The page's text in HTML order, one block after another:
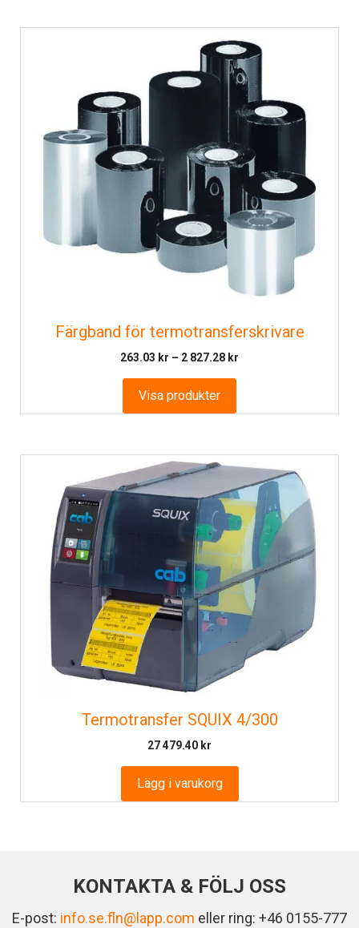
Färgband för termotransferskrivare
263.03 kr – 2 827.28 kr
Visa produkter
Termotransfer SQUIX 4/300
27 479.40 kr
Lägg i varukorg
KONTAKTA & FÖLJ OSS
E-post: info.se.fln@lapp.com eller ring: +46 0155-777